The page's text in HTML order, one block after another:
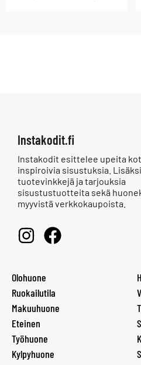
Instakodit.fi
Instakodit esittelee upeita
inspiroivia sisustuksia.
tuotevinkkejä ja tarjouksia
sisustustuotteita sekä
myyvistä verkkokaupoista.
Olohuone
Ruokailutila
Makuuhuone
Eteinen
Työhuone
Kylpyhuone